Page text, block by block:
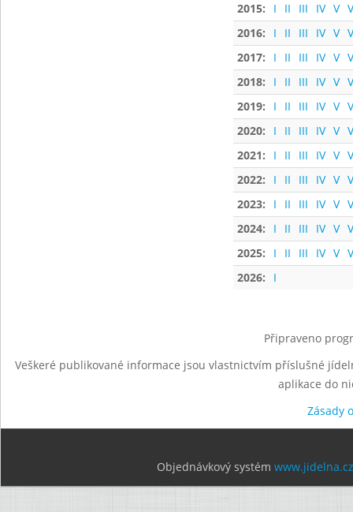
2015:
I II III IV V
2016:
I II III IV V
2017:
I II III IV V
2018:
I II III IV V
2019:
I II III IV V
2020:
I II III IV V
2021:
I II III IV V
2022:
I II III IV V
2023:
I II III IV V
2024:
I II III IV V
2025:
I II III IV V
2026:
I
Připraveno
Veškeré publikované informace jsou vlastnictvím příslušné
aplikace do
Zásady
Objednávkový systém www.jidelna.cz